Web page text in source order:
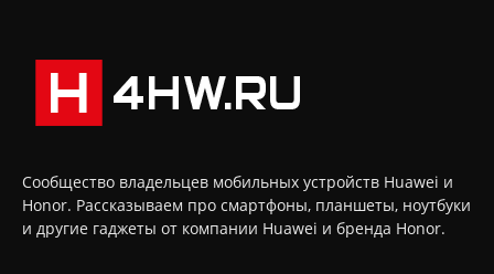
Сообщество владельцев мобильных устройств Huawei и
Honor. Рассказываем про смартфоны, планшеты, ноутбуки
и другие гаджеты от компании Huawei и бренда Honor.